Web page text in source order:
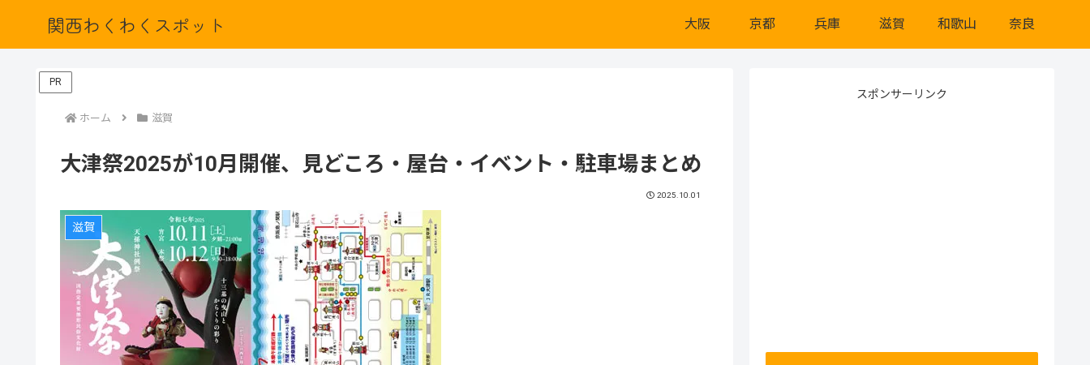
関西わくわくスポット 大阪 京都 兵庫 滋賀 和歌山 奈良
PR
ホーム 滋賀
大津祭2025が10月開催、見どころ・屋台・イベント・駐車場まとめ
滋賀
2025.10.01
スポンサーリンク